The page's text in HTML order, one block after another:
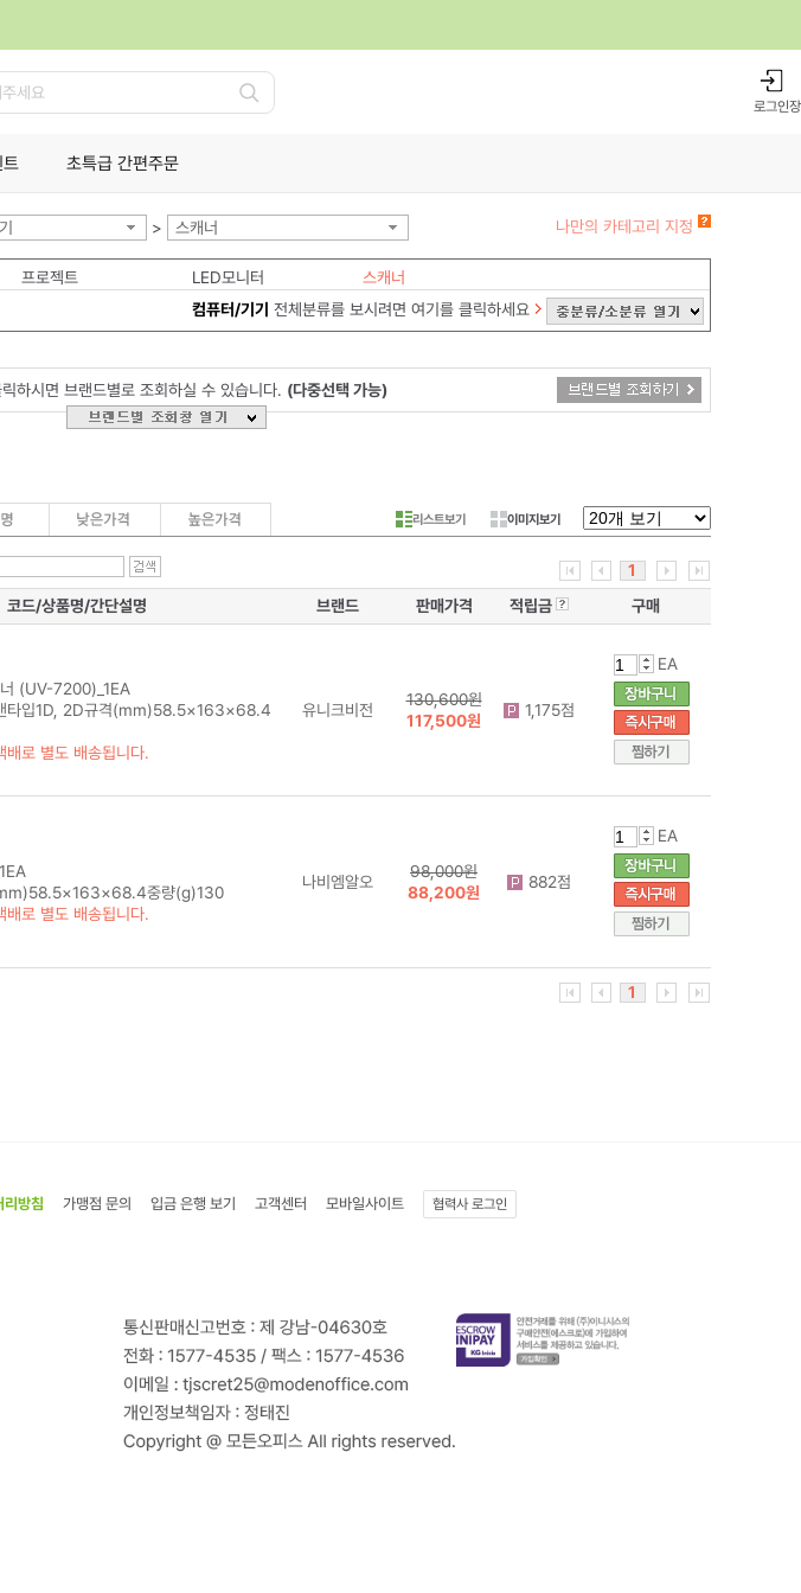
검
로그인
트 초특급 간편주문
> 스캐너 나만의 카테고리 지정
프로젝트 LED모니터
스캐너
컴퓨터/기기 전체분류를 보시려면 여기를 클릭하세요
하시면 브랜드별로 조회하실 수 있습니다. (다중선택 가능)
리스트보기 이미지보기
1
코드/상품명/간단설명 브랜드 판매가격 적립금 구매
(UV-7200)_1EA
타입1D, 2D규격(mm)58.5×163×68.4
배로 별도 배송됩니다.
유니크비전
130,600원
117,500원
1,175점
EA
중량(g)130
배로 별도 배송됩니다.
나비엠알오
98,000원
88,200원
882점
EA
1
리방침 가맹점 문의 입금 은행 보기 고객센터 모바일사이트 협력사 로그인